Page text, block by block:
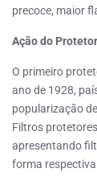
precoce, maior
Ação do
O primeiro
ano de 1928,
popularização
Filtros
apresentando
forma